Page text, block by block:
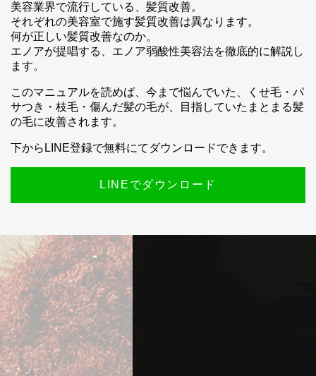
美容業界で流行している、髪質改善。
それぞれの美容室で施す髪質改善は異なります。
何が正しい髪質改善なのか。
エノアが提唱する、エノア弱酸性美容法を徹底的に解説し
ます。
このマニュアルを読めば、今まで悩んでいた、くせ毛・パ
サつき・枝毛・傷んだ髪の毛が、目指していたまとまる髪
の毛に改善されます。
下からLINE登録で無料にてダウンロードできます。
LINEでダウンロード